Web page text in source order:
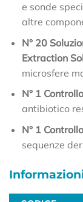
e sonde
altre
N° 20
Extraction
microsfere
N° 1
antibiotico
N° 1
sequenze